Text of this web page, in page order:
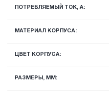
ПОТРЕБЛЯЕМЫЙ ТОК, А:
МАТЕРИАЛ КОРПУСА:
ЦВЕТ КОРПУСА:
РАЗМЕРЫ, ММ: